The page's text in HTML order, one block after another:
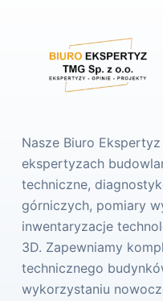
Nasze Biuro
ekspertyzach
techniczne,
górniczych, pomiary
inwentaryzacje
3D. Zapewniamy
technicznego
wykorzystaniu